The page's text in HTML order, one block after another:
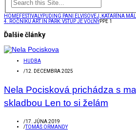
HOMEFESTIVALYPUDING PANI ELVISOVEJ, KATARÍNA
4. ROČNÍKU ART IN PARK: VSTUP JE VOĽNÝPPE 1
Ďalšie články
HUDBA
/12. DECEMBRA 2025
Nela Pocisková prichádza s
skladbou Len to si želám
/17. JÚNA 2019
/TOMÁŠ ORMANDY